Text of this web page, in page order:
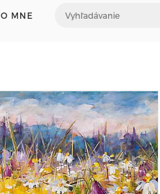
O MNE